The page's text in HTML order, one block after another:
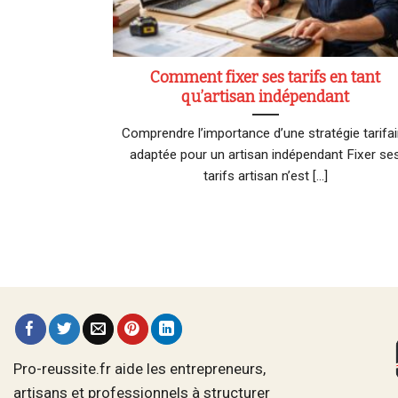
Comment fixer ses tarifs en tant
qu’artisan indépendant
Comprendre l’importance d’une stratégie
adaptée pour un artisan indépendant Fixer
tarifs artisan n’est [...]
Pro-reussite.fr aide les entrepreneurs,
artisans et professionnels à structurer